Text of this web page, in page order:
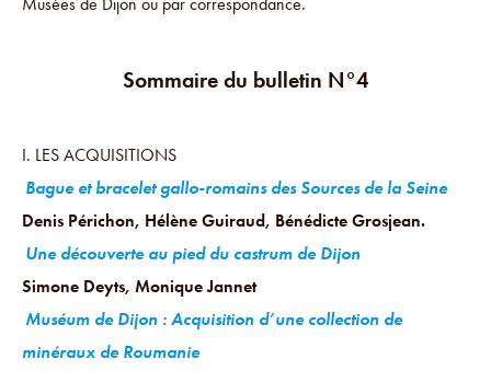
Sommaire du bulletin N°4
I. LES ACQUISITIONS
Bague et bracelet gallo-romains des Sources de la Seine
Denis Périchon, Hélène Guiraud, Bénédicte Grosjean.
Une découverte au pied du castrum de Dijon
Simone Deyts, Monique Jannet
Muséum de Dijon : Acquisition d’une collection de
minéraux de Roumanie